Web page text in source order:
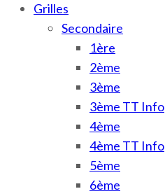
Grilles
Secondaire
1ère
2ème
3ème
3ème TT Info
4ème
4ème TT Info
5ème
6ème